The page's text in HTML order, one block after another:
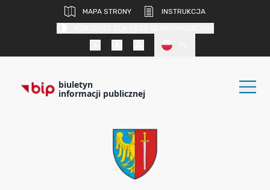
MAPA STRONY
INSTRUKCJA
biuletyn
informacji publicznej